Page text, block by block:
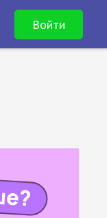
Войти